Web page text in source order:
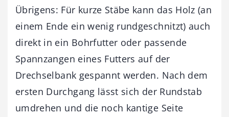
Übrigens: Für kurze Stäbe kann das Holz (an
einem Ende ein wenig rundgeschnitzt) auch
direkt in ein Bohrfutter oder passende
Spannzangen eines Futters auf der
Drechselbank gespannt werden. Nach dem
ersten Durchgang lässt sich der Rundstab
umdrehen und die noch kantige Seite